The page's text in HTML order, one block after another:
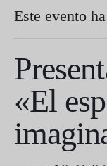
Este evento
«El